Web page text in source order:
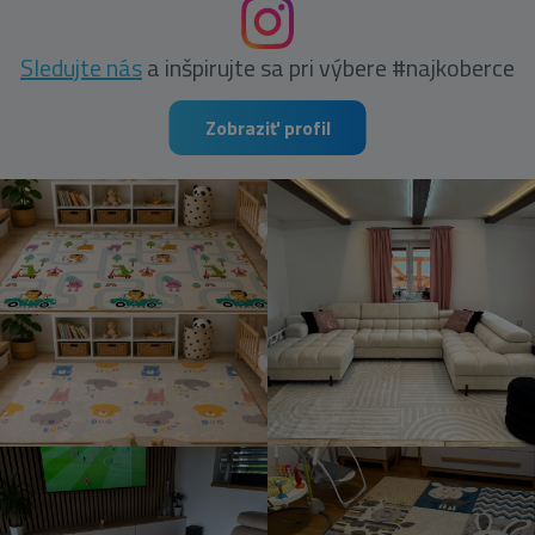
Sledujte nása inšpirujte sa pri výbere #najkoberce
Zobraziť profil